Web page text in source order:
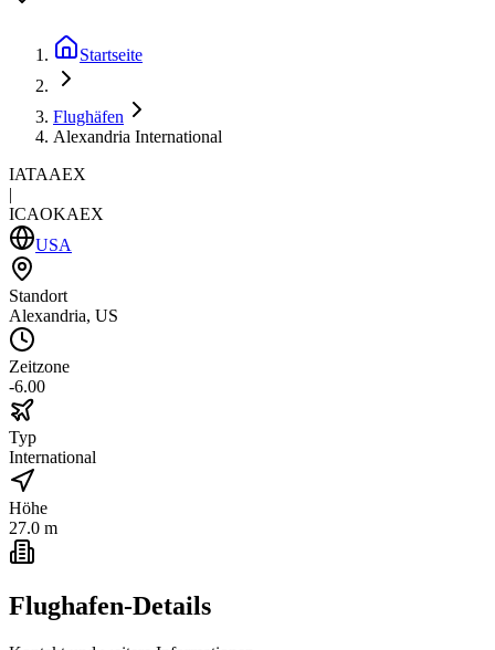
Startseite
Flughäfen
Alexandria International
IATAAEX
|
ICAOKAEX
USA
Standort
Alexandria, US
Zeitzone
-6.00
Typ
International
Höhe
27.0 m
Flughafen-Details